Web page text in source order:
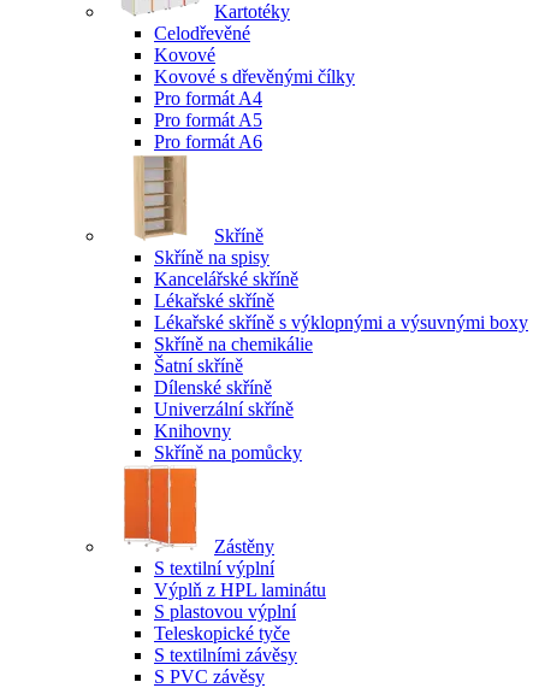
Kartotéky
Celodřevěné
Kovové
Kovové s dřevěnými čílky
Pro formát A4
Pro formát A5
Pro formát A6
Skříně
Skříně na spisy
Kancelářské skříně
Lékařské skříně
Lékařské skříně s výklopnými a výsuvnými boxy
Skříně na chemikálie
Šatní skříně
Dílenské skříně
Univerzální skříně
Knihovny
Skříně na pomůcky
Zástěny
S textilní výplní
Výplň z HPL laminátu
S plastovou výplní
Teleskopické tyče
S textilními závěsy
S PVC závěsy